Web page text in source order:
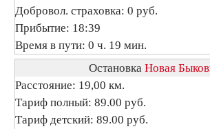
Добровол. страховка: 0 руб.
Прибытие: 18:39
Время в пути: 0 ч. 19 мин.
Остановка Новая
Расстояние: 19,00 км.
Тариф полный: 89.00 руб.
Тариф детский: 89.00 руб.